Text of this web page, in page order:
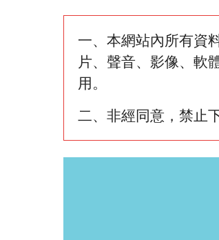
一、本網站內所有資
片、聲音、影像、軟
用。
二、非經同意，禁止